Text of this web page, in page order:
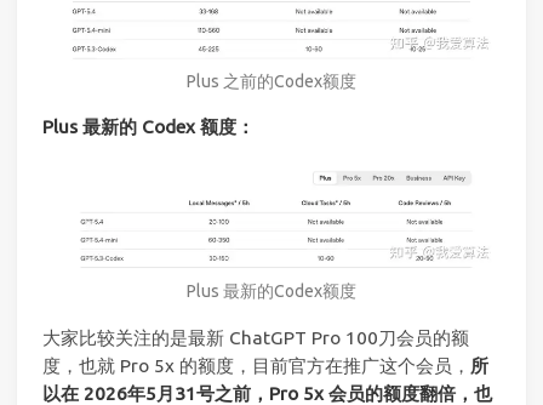
Plus 之前的Codex额度
Plus 最新的 Codex 额度：
Plus 最新的Codex额度
大家比较关注的是最新 ChatGPT Pro 100刀会员的额
度，也就 Pro 5x 的额度，目前官方在推广这个会员， 所
以在 2026年5月31号之前，Pro 5x 会员的额度翻倍，也